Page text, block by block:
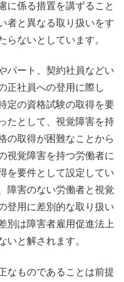
に係る措置を講ずること
者と異なる取り扱いをす
らないとしています。
パート、契約社員などい
正社員への登用に際し
定の資格試験の取得を要
たとして、視覚障害を持
の取得が困難なことから
視覚障害を持つ労働者に
を要件として設定してい
障害のない労働者と視覚
登用に差別的な取り扱い
別は障害者雇用促進法上
いと解されます。
なものであることは前提